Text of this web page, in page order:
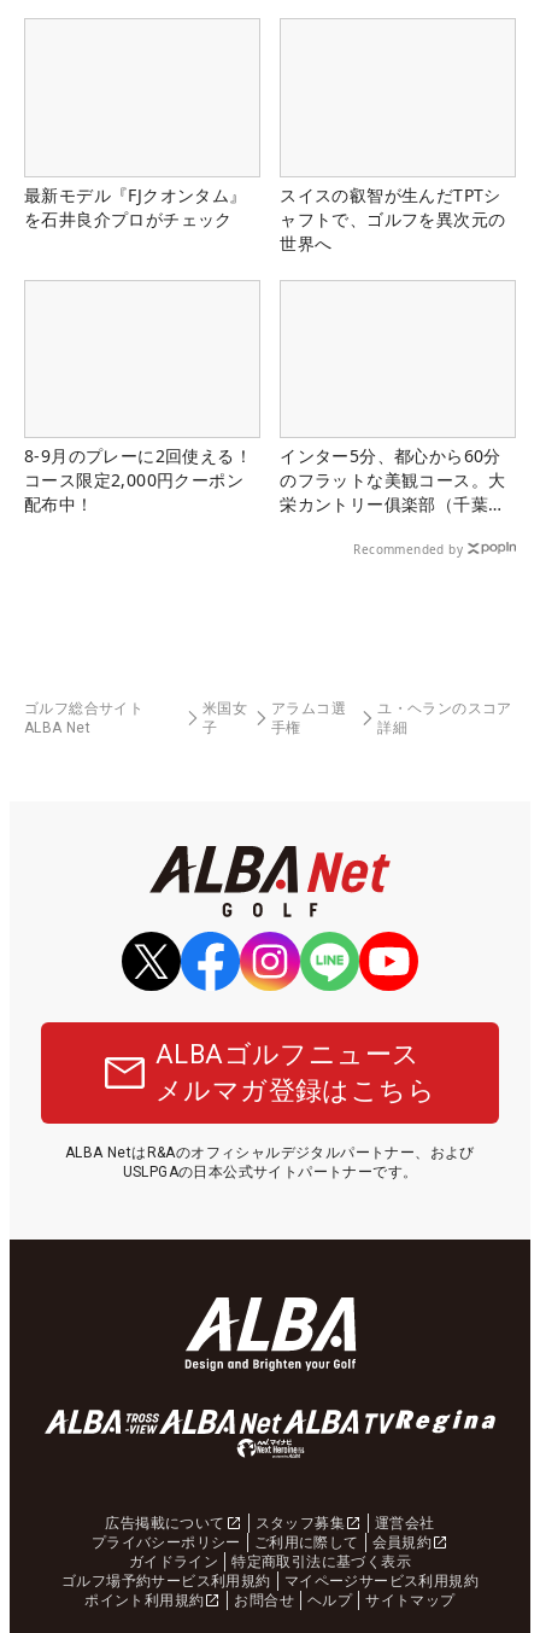
最新モデル『FJクオンタム』
を石井良介プロがチェック
スイスの叡智が生んだTPTシ
ャフトで、ゴルフを異次元の
世界へ
8-9月のプレーに2回使える！
コース限定2,000円クーポン
配布中！
インター5分、都心から60分
のフラットな美観コース。大
栄カントリー俱楽部（千葉
Recommended by
ゴルフ総合サイト
ALBA Net
米国女
子
アラムコ選
手権
ユ・ヘランのスコア
詳細
ALBAゴルフニュース
メルマガ登録はこちら
ALBA NetはR&Aのオフィシャルデジタルパートナー、および
USLPGAの日本公式サイトパートナーです。
広告掲載について スタッフ募集
運営会社
プライバシーポリシー
ご利用に際して
会員規約
ガイドライン
特定商取引法に基づく表示
ゴルフ場予約サービス利用規約
マイページサービス利用規約
ポイント利用規約
お問合せ ヘルプ サイトマップ